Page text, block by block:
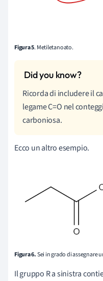
Figura 5. Metiletanoato.
Ricorda di includere il
legame C=O nel
carboniosa.
Ecco un altro esempio.
Figura 6.Sei in grado di assegnare
Il gruppo R a sinistra